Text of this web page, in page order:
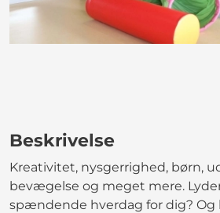
Beskrivelse
Kreativitet, nysgerrighed, børn,
bevægelse og meget mere.
spændende hverdag for dig?